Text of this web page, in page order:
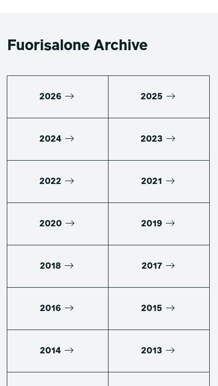
Fuorisalone Archive
2026 2025
2024 2023
2022 2021
2020 2019
2018 2017
2016 2015
2014 2013